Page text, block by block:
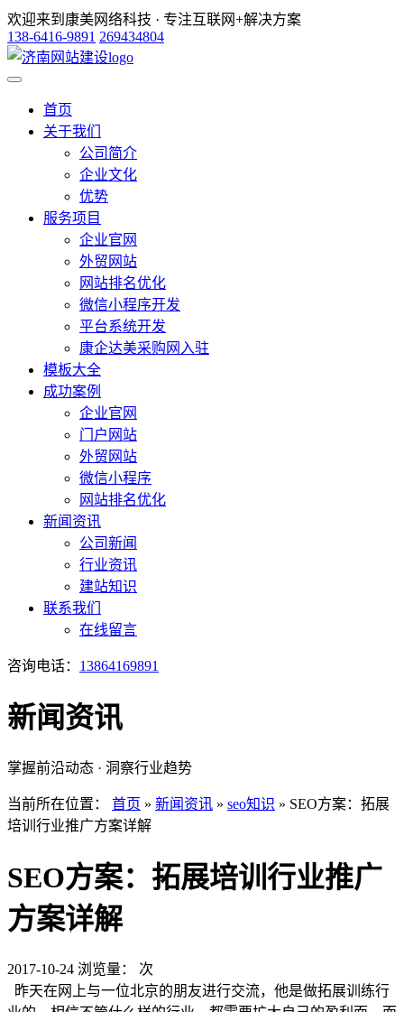
欢迎来到康美网络科技 · 专注互联网+解决方案
138-6416-9891 269434804
首页
关于我们
公司简介
企业文化
优势
服务项目
企业官网
外贸网站
网站排名优化
微信小程序开发
平台系统开发
康企达美采购网入驻
模板大全
成功案例
企业官网
门户网站
外贸网站
微信小程序
网站排名优化
新闻资讯
公司新闻
行业资讯
建站知识
联系我们
在线留言
咨询电话： 13864169891
新闻资讯
掌握前沿动态 · 洞察行业趋势
当前所在位置： 首页 » 新闻资讯 » seo知识 » SEO方案：拓展
培训行业推广方案详解
SEO方案：拓展培训行业推广
方案详解
2017-10-24 浏览量：
次
昨天在网上与一位北京的朋友进行交流，他是做拓展训练行